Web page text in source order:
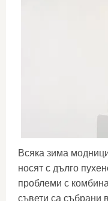
Всяка зима
носят с дълго
проблеми с
съвети са събрани